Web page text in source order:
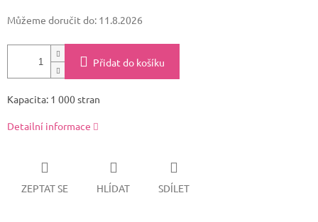
Můžeme doručit do: 11.8.2026
Přidat do košíku
Kapacita: 1 000 stran
Detailní informace
ZEPTAT SE HLÍDAT SDÍLET